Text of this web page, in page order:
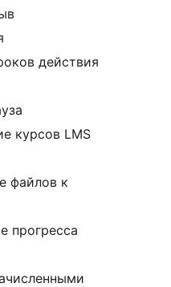
действия
курсов LMS
файлов к
прогресса